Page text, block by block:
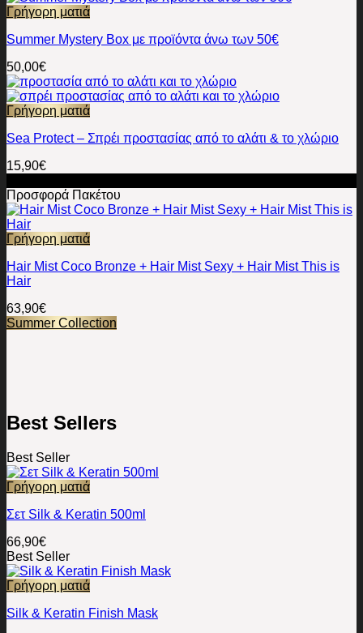
Γρήγορη ματιά
Summer Mystery Box με προϊόντα άνω των 50€
50,00€
Γρήγορη ματιά
Sea Protect – Σπρέι προστασίας από το αλάτι & το χλώριο
15,90€
Προσφορά Πακέτου
Γρήγορη ματιά
Hair Mist Coco Bronze + Hair Mist Sexy + Hair Mist This is
Hair
63,90€
Summer Collection
Best Sellers
Best Seller
Γρήγορη ματιά
Σετ Silk & Keratin 500ml
66,90€
Best Seller
Γρήγορη ματιά
Silk & Keratin Finish Mask